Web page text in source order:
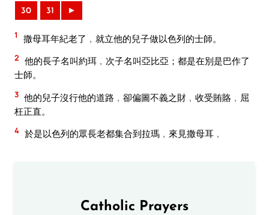
30 31 ►
1 撒母耳年紀老了﹐就立他的兒子做以色列的士師。
2 他的長子名叫約珥﹐次子名叫亞比亞；都是在別是巴作了
士師。
3 他的兒子沒行他的道路﹐卻偏圖不義之財﹐收受賄賂﹐屈
枉正直。
4 於是以色列的眾長老都集合到拉瑪﹐來見撒母耳﹐
Catholic Prayers